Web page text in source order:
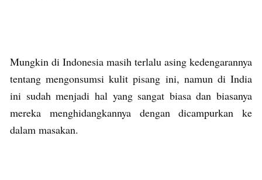
Mungkin di Indonesia masih terlalu asing kedengarannya
tentang mengonsumsi kulit pisang ini, namun di India
ini sudah menjadi hal yang sangat biasa dan biasanya
mereka menghidangkannya dengan dicampurkan ke
dalam masakan.